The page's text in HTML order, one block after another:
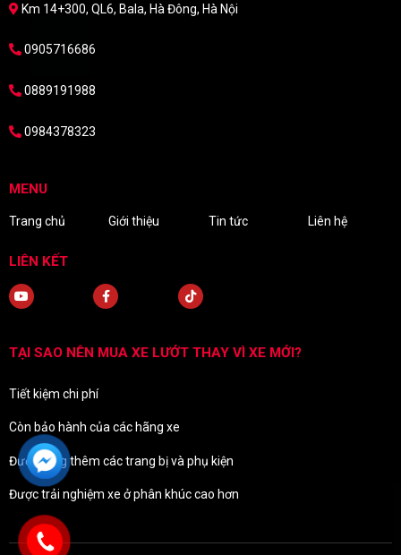
Km 14+300, QL6, Bala, Hà Đông, Hà Nội
0905716686
0889191988
0984378323
MENU
Trang chủ Giới thiệu Tin tức Liên hệ
LIÊN KẾT
TẠI SAO NÊN MUA XE LƯỚT THAY VÌ XE MỚI?
Tiết kiệm chi phí
Còn bảo hành của các hãng xe
Được tặng thêm các trang bị và phụ kiện
Được trải nghiệm xe ở phân khúc cao hơn